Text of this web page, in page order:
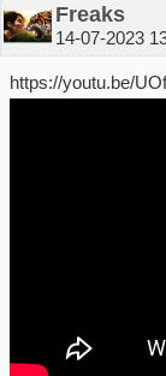
Freaks
14-07-2023
https://youtu.be/